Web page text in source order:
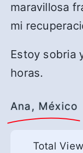
maravillosa
mi
Estoy sobria
horas.
Ana, México
Total